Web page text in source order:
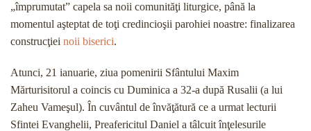
„împrumutat” capela sa noii comunităţi liturgice, până la
momentul aşteptat de toţi credincioşii parohiei noastre: finalizarea
construcţiei noii biserici.
Atunci, 21 ianuarie, ziua pomenirii Sfântului Maxim
Mărturisitorul a coincis cu Duminica a 32-a după Rusalii (a lui
Zaheu Vameşul). În cuvântul de învăţătură ce a urmat lecturii
Sfintei Evanghelii, Preafericitul Daniel a tâlcuit înţelesurile